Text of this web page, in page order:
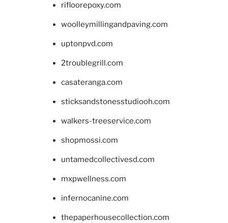
rifloorepoxy.com
woolleymillingandpaving.com
uptonpvd.com
2troublegrill.com
casateranga.com
sticksandstonesstudiooh.com
walkers-treeservice.com
shopmossi.com
untamedcollectivesd.com
mxpwellness.com
infernocanine.com
thepaperhousecollection.com